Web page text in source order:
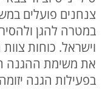
צנחנים פועלים
במטרה להגן
וישראל. כוחות
את משימת ההגנה
בפעילות הגנה